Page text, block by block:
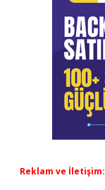
Reklam ve İletişim: